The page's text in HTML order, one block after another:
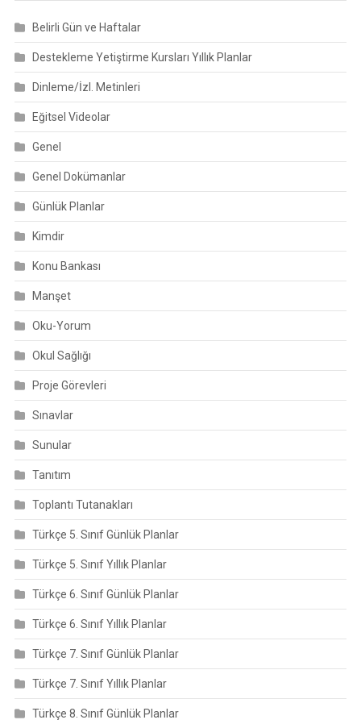
Belirli Gün ve Haftalar
Destekleme Yetiştirme Kursları Yıllık Planlar
Dinleme/İzl. Metinleri
Eğitsel Videolar
Genel
Genel Dokümanlar
Günlük Planlar
Kimdir
Konu Bankası
Manşet
Oku-Yorum
Okul Sağlığı
Proje Görevleri
Sınavlar
Sunular
Tanıtım
Toplantı Tutanakları
Türkçe 5. Sınıf Günlük Planlar
Türkçe 5. Sınıf Yıllık Planlar
Türkçe 6. Sınıf Günlük Planlar
Türkçe 6. Sınıf Yıllık Planlar
Türkçe 7. Sınıf Günlük Planlar
Türkçe 7. Sınıf Yıllık Planlar
Türkçe 8. Sınıf Günlük Planlar